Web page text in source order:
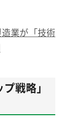
業が「技術
戦略」